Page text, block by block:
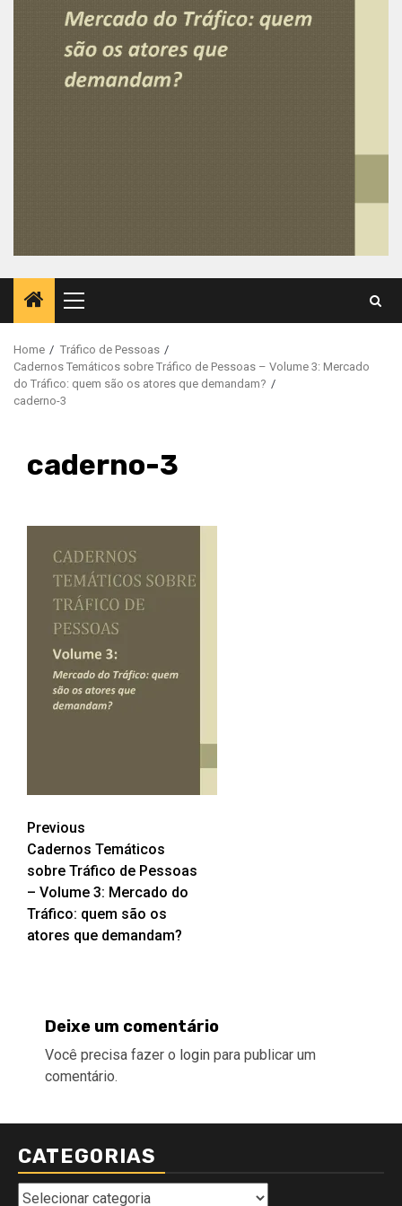
Primary
Menu
Home
Tráfico de Pessoas
Cadernos Temáticos sobre Tráfico de Pessoas – Volume 3: Mercado
do Tráfico: quem são os atores que demandam?
caderno-3
caderno-3
Post
navigation
Previous
Cadernos Temáticos
sobre Tráfico de Pessoas
– Volume 3: Mercado do
Tráfico: quem são os
atores que demandam?
Deixe um comentário
Você precisa fazer o login para publicar um
comentário.
CATEGORIAS
Categorias